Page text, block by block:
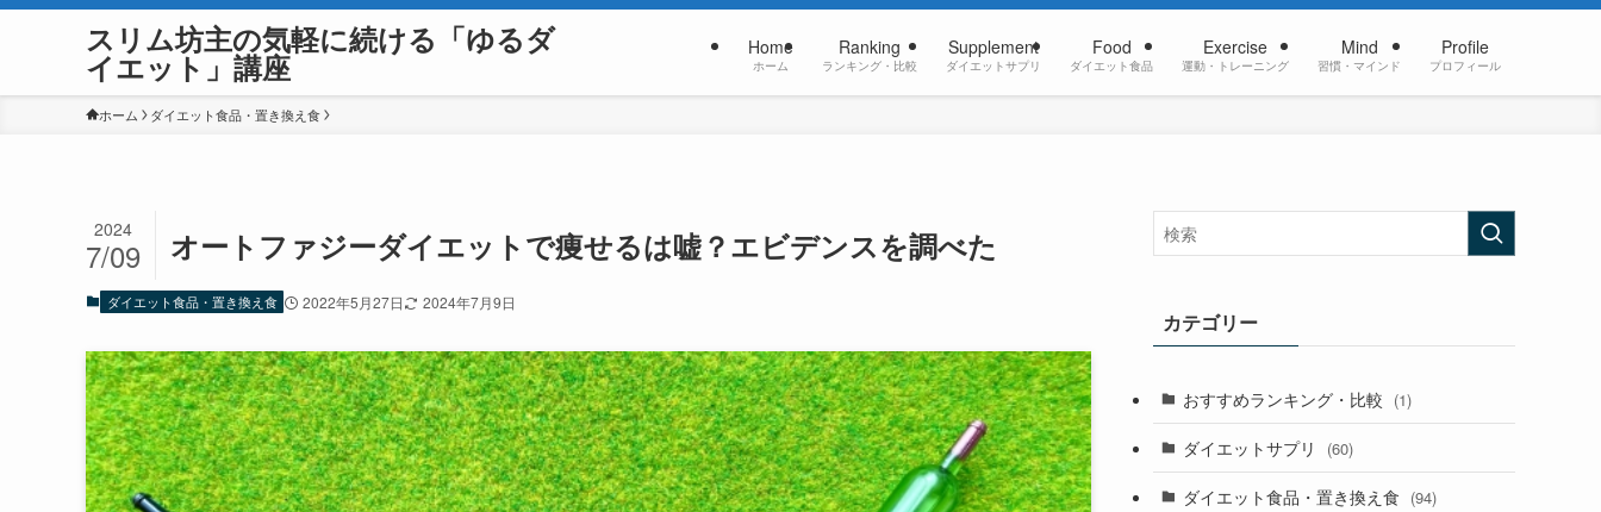
スリム坊主の気軽に続ける「ゆるダ
イエット」講座 Home
ホーム
Ranking
ランキング・比較
Supplement
ダイエットサプリ
Food
ダイエット食品
Exercise
運動・トレーニング
Mind
習慣・マインド
Profile
プロフィール
ホーム ダイエット食品・置き換え食
オートファジーダイエットで痩せるは嘘？エビデンスを調べた
2024
7/09
ダイエット食品・置き換え食 2022年5月27日 2024年7月9日
カテゴリー
おすすめランキング・比較 (1)
ダイエットサプリ (60)
ダイエット食品・置き換え食 (94)